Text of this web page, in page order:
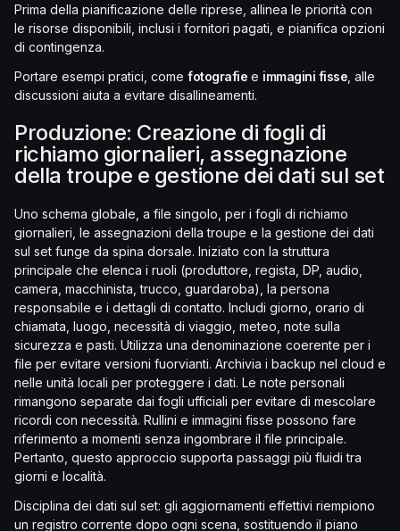
Prima della pianificazione delle riprese, allinea le priorità con
le risorse disponibili, inclusi i fornitori pagati, e pianifica opzioni
di contingenza.
Portare esempi pratici, come fotografie e immagini fisse , alle
discussioni aiuta a evitare disallineamenti.
Produzione: Creazione di fogli di
richiamo giornalieri, assegnazione
della troupe e gestione dei dati sul set
Uno schema globale, a file singolo, per i fogli di richiamo
giornalieri, le assegnazioni della troupe e la gestione dei dati
sul set funge da spina dorsale. Iniziato con la struttura
principale che elenca i ruoli (produttore, regista, DP, audio,
camera, macchinista, trucco, guardaroba), la persona
responsabile e i dettagli di contatto. Includi giorno, orario di
chiamata, luogo, necessità di viaggio, meteo, note sulla
sicurezza e pasti. Utilizza una denominazione coerente per i
file per evitare versioni fuorvianti. Archivia i backup nel cloud e
nelle unità locali per proteggere i dati. Le note personali
rimangono separate dai fogli ufficiali per evitare di mescolare
ricordi con necessità. Rullini e immagini fisse possono fare
riferimento a momenti senza ingombrare il file principale.
Pertanto, questo approccio supporta passaggi più fluidi tra
giorni e località.
Disciplina dei dati sul set: gli aggiornamenti effettivi riempiono
un registro corrente dopo ogni scena, sostituendo il piano